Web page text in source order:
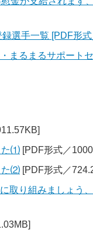
選手一覧 [PDF形
まるまるサポート
た⑴ [PDF形式／
た⑵ [PDF形式／
取り組みましょう